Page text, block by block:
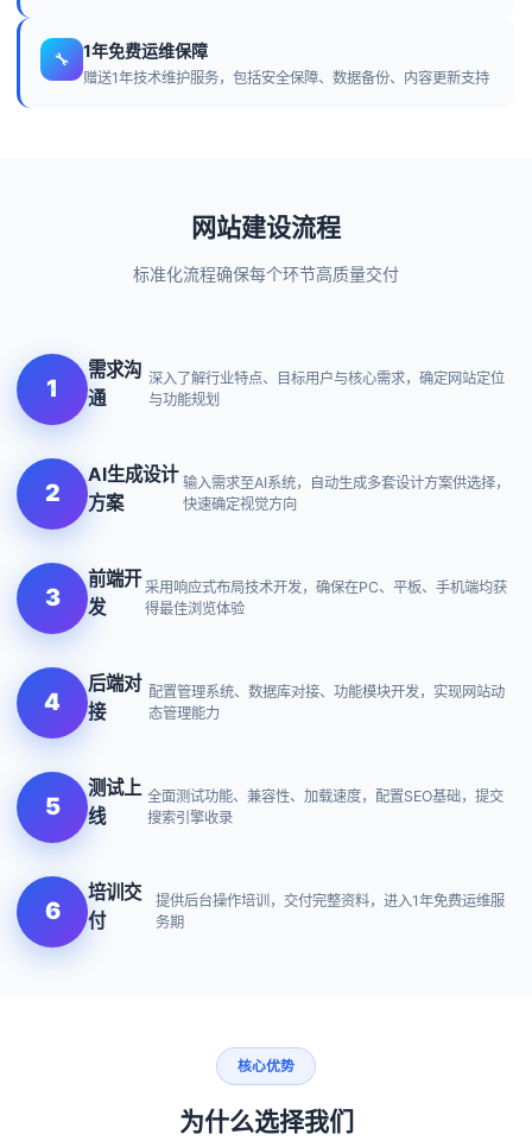
🔧 1年免费运维保障
赠送1年技术维护服务，包括安全保障、数据备份、内容更新支持
网站建设流程
标准化流程确保每个环节高质量交付
1
需求沟
通
深入了解行业特点、目标用户与核心需求，确定网站定位
与功能规划
2
AI生成设计
方案
输入需求至AI系统，自动生成多套设计方案供选择，
快速确定视觉方向
3
前端开
发
采用响应式布局技术开发，确保在PC、平板、手机端均获
得最佳浏览体验
4
后端对
接
配置管理系统、数据库对接、功能模块开发，实现网站动
态管理能力
5
测试上
线
全面测试功能、兼容性、加载速度，配置SEO基础，提交
搜索引擎收录
6
培训交
付
提供后台操作培训，交付完整资料，进入1年免费运维服
务期
核心优势
为什么选择我们